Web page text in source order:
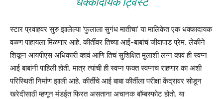
स्टार प्रवाहवर सुरु झालेल्या ‘फुलाला सुगंध मातीचा’ या मालिकेत एक धक्कादायक
वळण पाहायला मिळणार आहे. कीर्तीवर तिच्या आई-बाबांचं जीवापाड प्रेम. लेकीने
शिकून आयपीएस अधिकारी व्हावं आणि तिचं सुशिक्षित मुलाशी लग्न व्हावं ही स्वप्न
आई बाबांनी पाहिली होती. मात्र त्यांची ही स्वप्न फक्त स्वप्नच राहणार का अशी
परिस्थिती निर्माण झाली आहे. कीर्तीचे आई बाबा कीर्तीला परीक्षा केंद्रावर सोडून
खरेदीसाठी म्हणून मंडईत फिरत असताना अचानक बॉम्बस्फोट होतो. या